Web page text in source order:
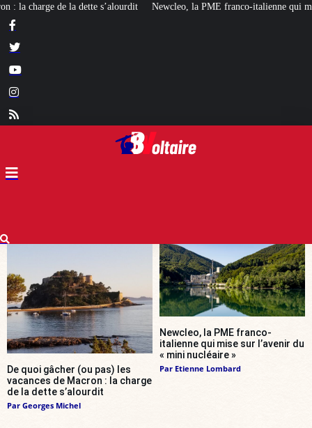
Newcleo, la PME franco-italienne qui mise sur l’avenir du « mini nucléaire »
De quoi gâcher (ou pas) les
vacances de Macron : la charge
de la dette s’alourdit
Par Georges Michel
Newcleo, la PME franco-
italienne qui mise sur l’avenir du
« mini nucléaire »
Par Etienne Lombard